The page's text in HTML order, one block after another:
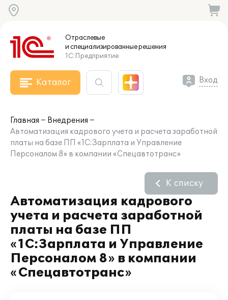
Отраслевые
и специализированныерешения
1С:Предприятие
Каталог Вход
Главная
Внедрения
Автоматизация кадрового учета и расчета заработной
платы на базе ПП «1С:Зарплата и Управление
Персоналом 8» в компании «Спецавтотранс»
Автоматизация кадрового
учета и расчета заработной
платы на базе ПП
«1С:Зарплата и Управление
Персоналом 8» в компании
«Спецавтотранс»
К списку